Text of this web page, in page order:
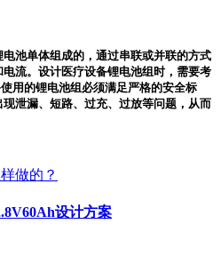
池单体组成的，通过串联或并联的方式
流。设计医疗设备锂电池组时，需要考
用的锂电池组必须满足严格的安全标
泄漏、短路、过充、过放等问题，从而
设计方案